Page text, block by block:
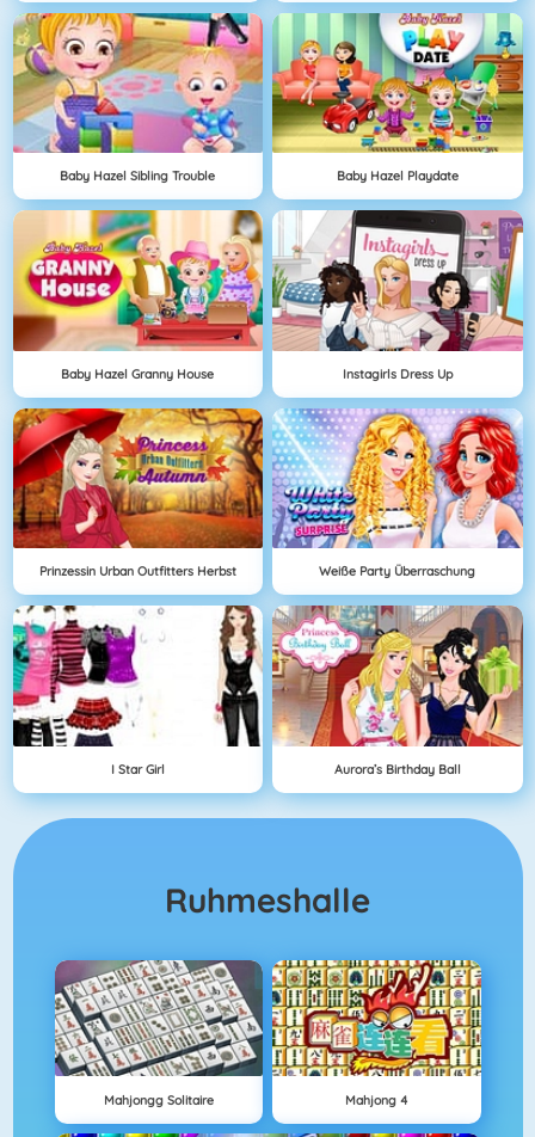
Baby Hazel Sibling Trouble Baby Hazel Playdate
Baby Hazel Granny House Instagirls Dress Up
Prinzessin Urban Outfitters Herbst Weiße Party Überraschung
I Star Girl Aurora’s Birthday Ball
Ruhmeshalle
Mahjongg Solitaire Mahjong 4